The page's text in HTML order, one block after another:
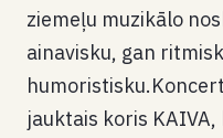
ziemeļu muzikālo
ainavisku, gan
jauktais koris